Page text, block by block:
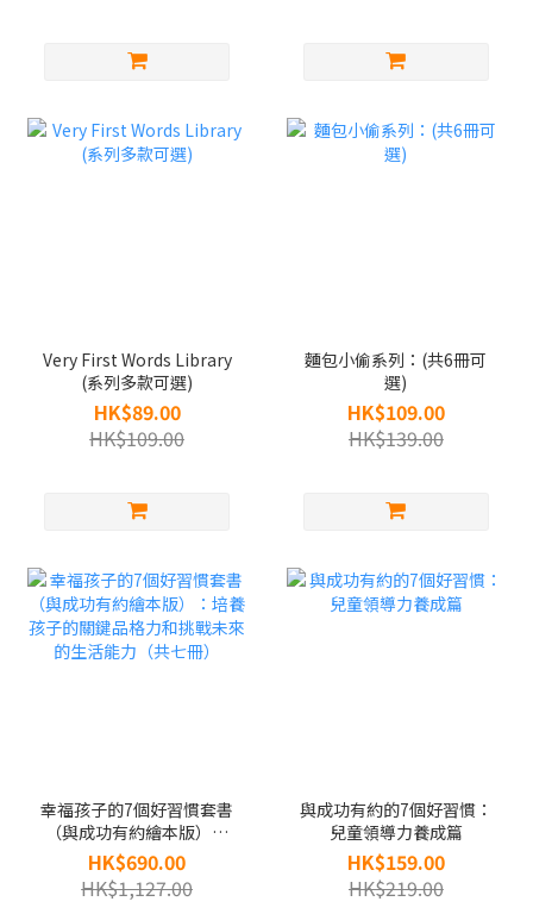
Very First Words Library
(系列多款可選)
HK$89.00
HK$109.00
麵包小偷系列：(共6冊可
選)
HK$109.00
HK$139.00
幸福孩子的7個好習慣套書
（與成功有約繪本版）：
培養孩子的關鍵品格力和
挑戰未來的生活能力（共
七冊）
HK$690.00
HK$1,127.00
與成功有約的7個好習慣：
兒童領導力養成篇
HK$159.00
HK$219.00